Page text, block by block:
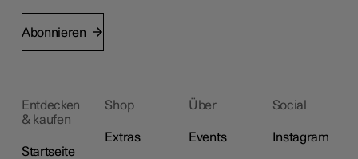
Abonnieren
Entdecken
& kaufen
Startseite
Shop
Extras
Über
Events
Social
Instagram